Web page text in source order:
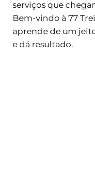
serviços que
Bem-vindo à 77
aprende de um
e dá resultado.